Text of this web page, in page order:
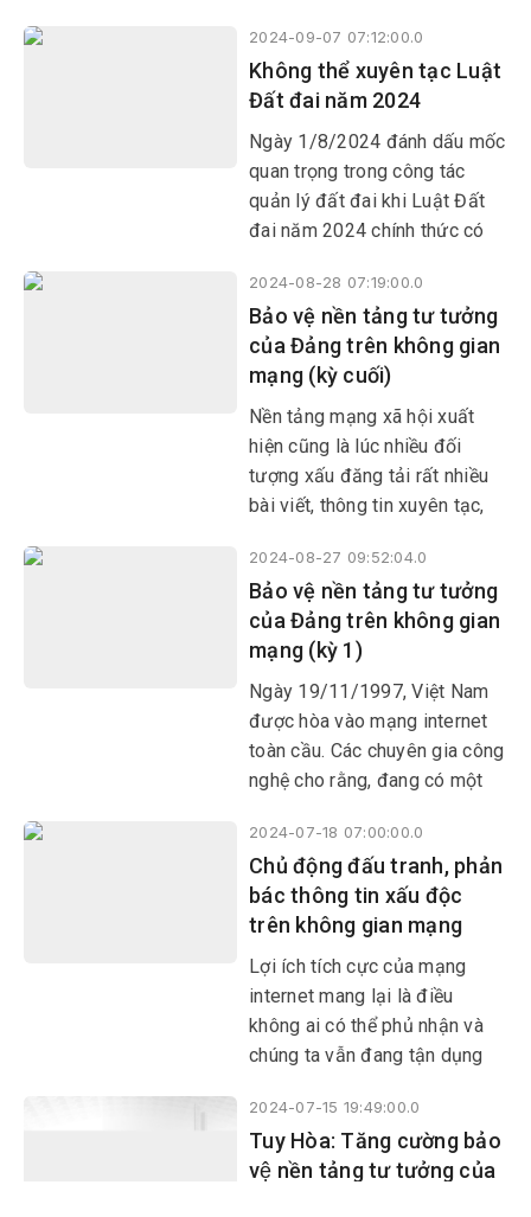
hoạt động dạy kiến thức theo
chương trình phổ thông thì các
trường học phải tăng cường
công tác giáo dục chính trị tư
tưởng, đạo đức, lối sống,
truyền thống cách mạng cho
giáo viên và học sinh.
2024-09-07 07:12:00.0
Không thể xuyên tạc Luật
Đất đai năm 2024
Ngày 1/8/2024 đánh dấu mốc
quan trọng trong công tác
quản lý đất đai khi Luật Đất
đai năm 2024 chính thức có
2024-08-28 07:19:00.0
Bảo vệ nền tảng tư tưởng
của Đảng trên không gian
mạng (kỳ cuối)
Nền tảng mạng xã hội xuất
hiện cũng là lúc nhiều đối
tượng xấu đăng tải rất nhiều
bài viết, thông tin xuyên tạc,
lãnh đạo cấp cao của Đảng,
Nhà nước, chia rẽ khối đại
đoàn kết toàn dân tộc.
2024-08-27 09:52:04.0
Bảo vệ nền tảng tư tưởng
của Đảng trên không gian
mạng (kỳ 1)
Ngày 19/11/1997, Việt Nam
được hòa vào mạng internet
toàn cầu. Các chuyên gia công
nghệ cho rằng, đang có một
đời sống con người từ không
gian thực lên không gian
mạng. Đây là vấn đề mới, hành
lang pháp lý chưa theo kịp
nhiều lĩnh vực.
2024-07-18 07:00:00.0
Chủ động đấu tranh, phản
bác thông tin xấu độc
trên không gian mạng
Lợi ích tích cực của mạng
internet mang lại là điều
không ai có thể phủ nhận và
chúng ta vẫn đang tận dụng
2024-07-15 19:49:00.0
Tuy Hòa: Tăng cường bảo
vệ nền tảng tư tưởng của